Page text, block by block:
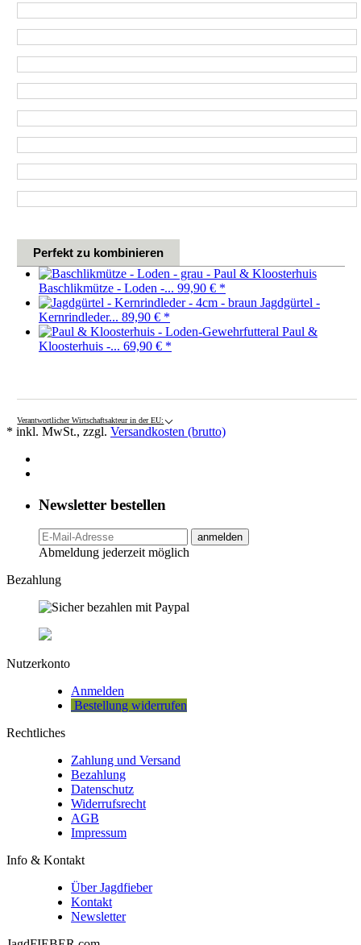
Perfekt zu kombinieren
Baschlikmütze - Loden -... 99,90 € *
Jagdgürtel -
Kernrindleder... 89,90 € *
Paul &
Kloosterhuis -... 69,90 € *
Verantwortlicher Wirtschaftsakteur in der EU:
* inkl. MwSt., zzgl. Versandkosten (brutto)
Newsletter bestellen
anmelden
Abmeldung jederzeit möglich
Bezahlung
Nutzerkonto
Anmelden
Bestellung widerrufen
Rechtliches
Zahlung und Versand
Bezahlung
Datenschutz
Widerrufsrecht
AGB
Impressum
Info & Kontakt
Über Jagdfieber
Kontakt
Newsletter